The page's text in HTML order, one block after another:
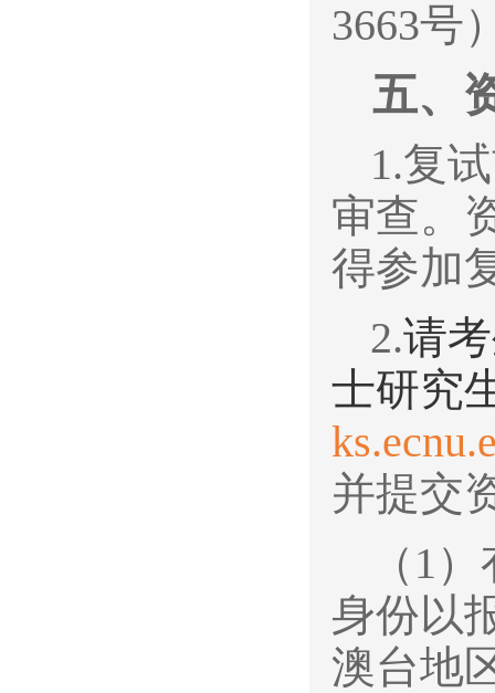
3663号
五、
1.复
审查。
得参加
2.请
士研究
并提交
（1
身份以
澳台地